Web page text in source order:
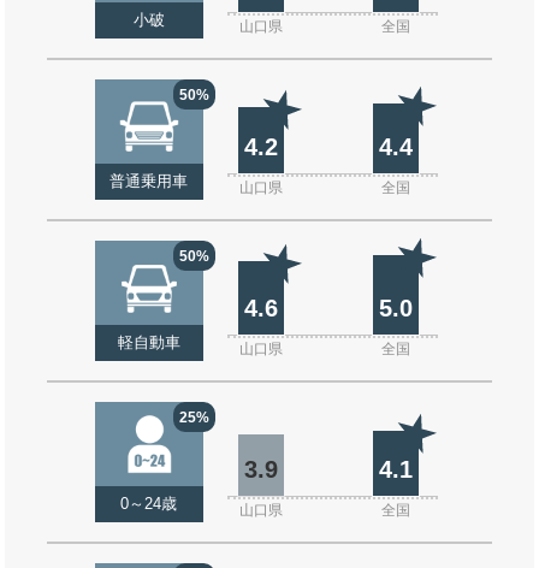
小破 山口県 全国
50%
普通乗用車
4.2 4.4
山口県 全国
50%
軽自動車
4.6 5.0
山口県 全国
25%
0～24歳
3.9 4.1
山口県 全国